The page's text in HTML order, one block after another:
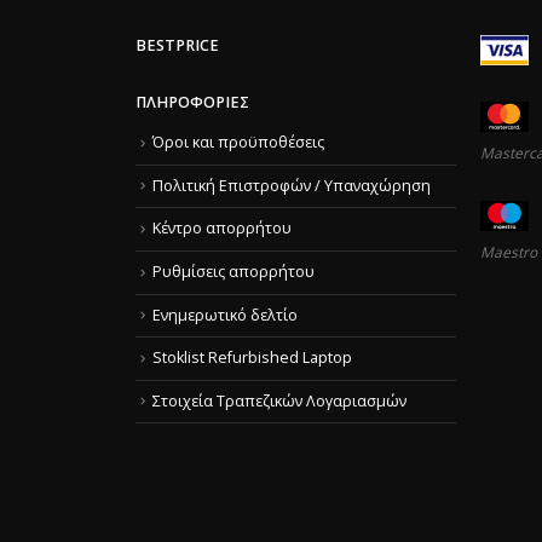
BESTPRICE
ΠΛΗΡΟΦΟΡΊΕΣ
Όροι και προϋποθέσεις
Πολιτική Επιστροφών / Υπαναχώρηση
Κέντρο απορρήτου
Ρυθμίσεις απορρήτου
Ενημερωτικό δελτίο
Stoklist Refurbished Laptop
Στοιχεία Τραπεζικών Λογαριασμών
Maestro